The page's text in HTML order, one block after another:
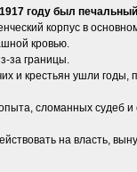
году был
корпус в
кровью.
за границы.
и крестьян ушли годы,
сломанных судеб
на власть,